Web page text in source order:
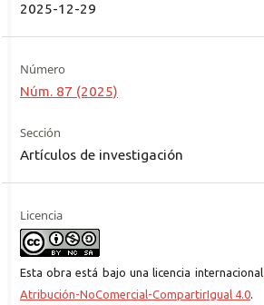
2025-12-29
Número
Núm. 87 (2025)
Sección
Artículos de investigación
Licencia
Esta obra está bajo una licencia internacional
Atribución-NoComercial-CompartirIgual 4.0.